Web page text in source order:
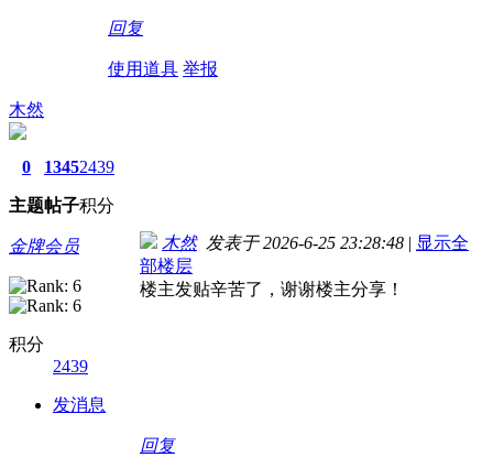
回复
使用道具 举报
木然
0
主题
1345
帖子
2439
积分
金牌会员
积分
2439
发消息
木然发表于 2026-6-25 23:28:48 | 显示全
部楼层
楼主发贴辛苦了，谢谢楼主分享！
回复